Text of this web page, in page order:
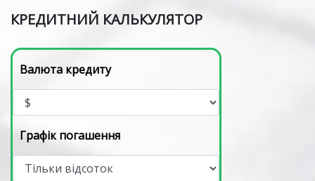
Загальні витрати з урахуванням суми позики
та процентів:124 100 грн.
погашенні позики (раніше терміну закінчення
договору).
Комісії та штрафи за дострокове погашення
КРЕДИТНИЙ КАЛЬКУЛЯТОР